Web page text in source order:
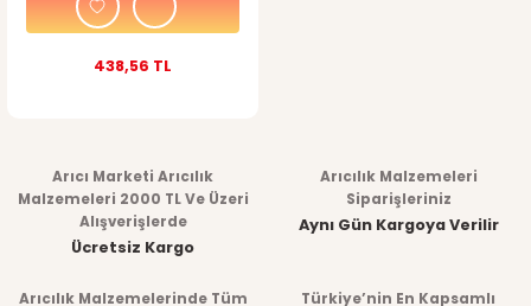
438,56 TL
Arıcı Marketi Arıcılık
Malzemeleri 2000 TL Ve Üzeri
Alışverişlerde
Ücretsiz Kargo
Arıcılık Malzemeleri
Siparişleriniz
Aynı Gün Kargoya Verilir
Arıcılık Malzemelerinde Tüm
Türkiye’nin En Kapsamlı